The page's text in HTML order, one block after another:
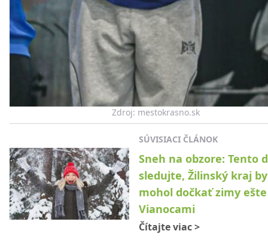
Zdroj: mestokrasno.sk
SÚVISIACI ČLÁNOK
Sneh na obzore: Tento
sledujte, Žilinský kraj
mohol dočkať zimy
Vianocami
Čítajte viac>